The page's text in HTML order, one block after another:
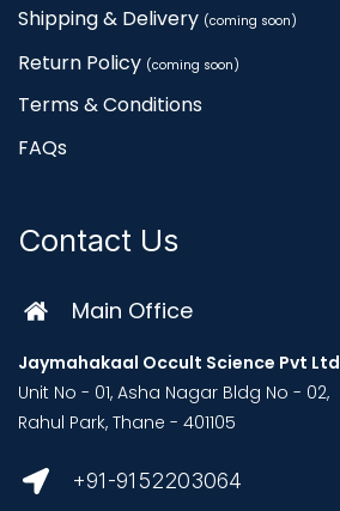
Shipping & Delivery (coming soon)
Return Policy (coming soon)
Terms & Conditions
FAQs
Contact Us
Main Office
Jaymahakaal Occult Science Pvt Ltd
Unit No - 01, Asha Nagar Bldg No - 02,
Rahul Park, Thane - 401105
+91-9152203064